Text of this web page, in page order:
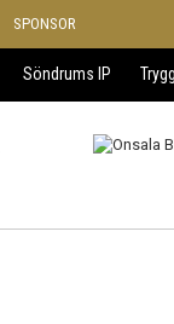
SPONSOR
Söndrums IP